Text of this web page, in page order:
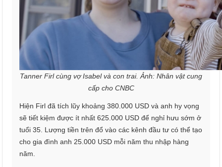
Tanner Firl cùng vợ Isabel và con trai. Ảnh: Nhân vật cung
cấp cho CNBC
Hiện Firl đã tích lũy khoảng 380.000 USD và anh hy vọng
sẽ tiết kiệm được ít nhất 625.000 USD để nghỉ hưu sớm ở
tuổi 35. Lượng tiền trên đổ vào các kênh đầu tư có thể tạo
cho gia đình anh 25.000 USD mỗi năm thu nhập hàng
năm.